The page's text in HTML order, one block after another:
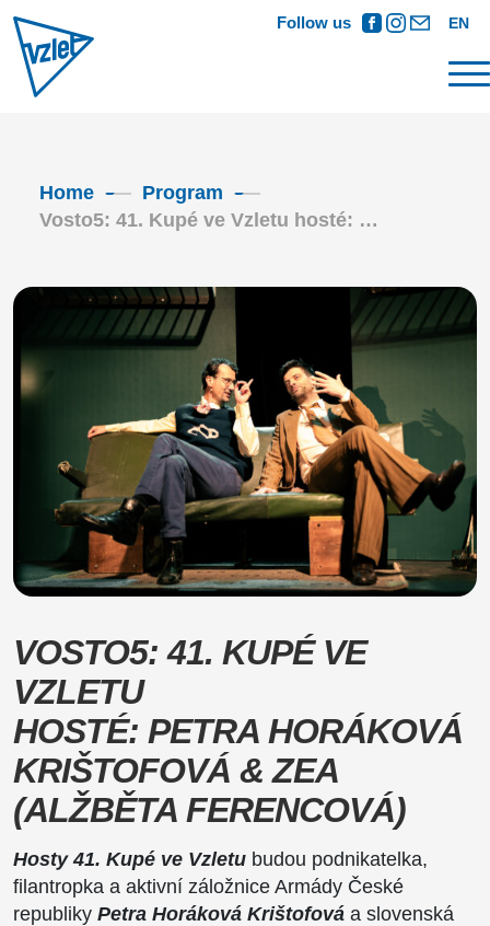
Follow us EN
Home
Program
Vosto5: 41. Kupé ve Vzletu hosté: …
VOSTO5: 41. KUPÉ VE
VZLETU
HOSTÉ: PETRA HORÁKOVÁ
KRIŠTOFOVÁ & ZEA
(ALŽBĚTA FERENCOVÁ)
Hosty 41. Kupé ve Vzletu budou podnikatelka,
filantropka a aktivní záložnice Armády České
republiky Petra Horáková Krištofová a slovenská